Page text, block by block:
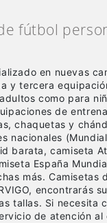
fútbol
en nuevas
y tercera
como para
de
chaquetas y
nacionales
barata, camiseta
España
más.
encontrarás
tallas. Si necesita
de atención